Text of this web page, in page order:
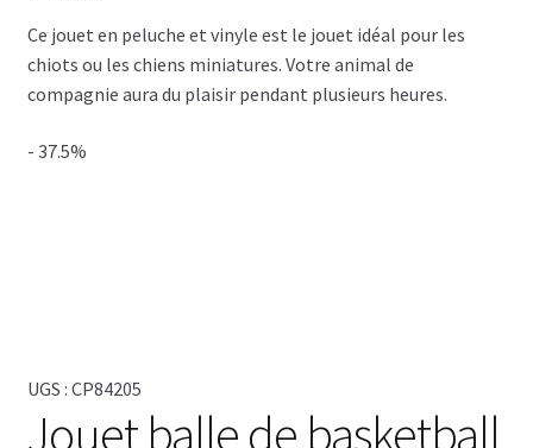
TOILETTAGE
Ce jouet en peluche et vinyle est le jouet idéal pour les
chiots ou les chiens miniatures. Votre animal de
compagnie aura du plaisir pendant plusieurs heures.
- 37.5%
UGS : CP84205
Jouet balle de basketball